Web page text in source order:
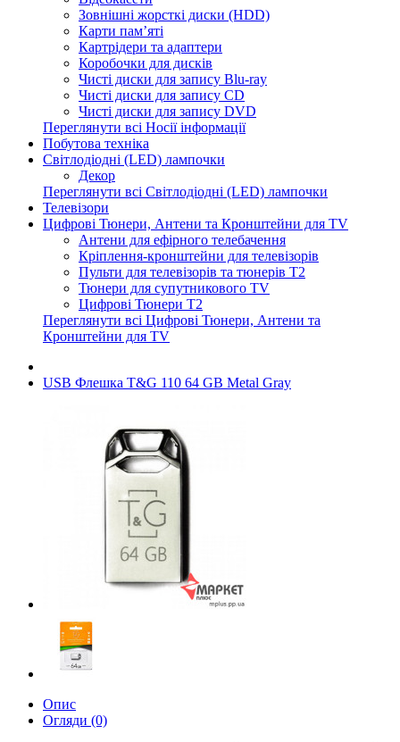
Зовнішні жорсткі диски (HDD)
Карти пам’яті
Картрідери та адаптери
Коробочки для дисків
Чисті диски для запису Blu-ray
Чисті диски для запису CD
Чисті диски для запису DVD
Переглянути всі Носії інформації
Побутова техніка
Світлодіодні (LED) лампочки
Декор
Переглянути всі Світлодіодні (LED) лампочки
Телевізори
Цифрові Тюнери, Антени та Кронштейни для TV
Антени для ефірного телебачення
Кріплення-кронштейни для телевізорів
Пульти для телевізорів та тюнерів T2
Тюнери для супутникового TV
Цифрові Тюнери T2
Переглянути всі Цифрові Тюнери, Антени та
Кронштейни для TV
USB Флешка T&G 110 64 GB Metal Gray
Опис
Огляди (0)